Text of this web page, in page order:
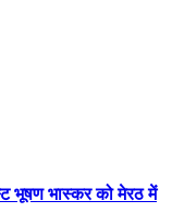
भूषण भास्कर को मेरठ में